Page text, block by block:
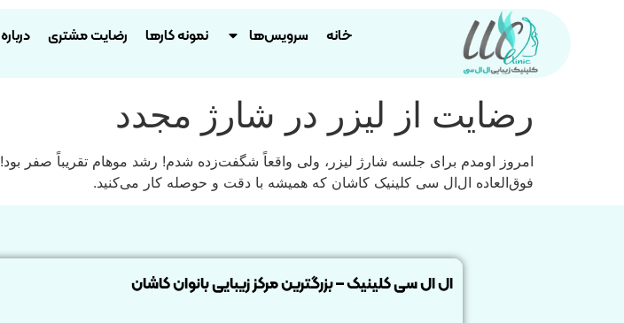
خانه سرویس‌ها نمونه کارها رضایت مشتری
رضایت از لیزر در شارژ مجدد
امروز اومدم برای جلسه شارژ لیزر، ولی واقعاً شگفت‌زده شدم! رشد موهام تقریباً صفر
فوق‌العاده‌ ال‌ال سی کلینیک کاشان که همیشه با دقت و حوصله کار می‌کنید.
ال ال سی کلینیک – بزرگترین مرکز زیبایی بانوان کاشان